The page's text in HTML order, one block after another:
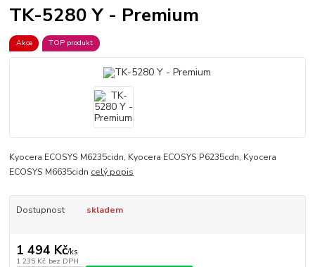
TK-5280 Y - Premium
Akce TOP produkt
Kyocera ECOSYS M6235cidn, Kyocera ECOSYS P6235cdn, Kyocera
ECOSYS M6635cidn celý popis
Dostupnost skladem
1 494 Kč/ks
1 235 Kč bez DPH